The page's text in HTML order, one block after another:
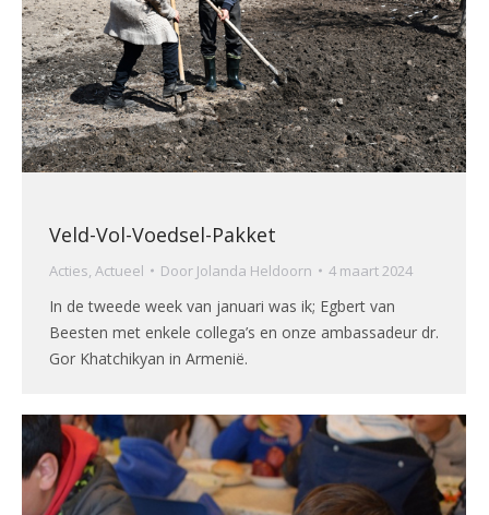
Veld-Vol-Voedsel-Pakket
Acties, Actueel Door Jolanda Heldoorn 4 maart 2024
In de tweede week van januari was ik; Egbert van
Beesten met enkele collega’s en onze ambassadeur dr.
Gor Khatchikyan in Armenië.